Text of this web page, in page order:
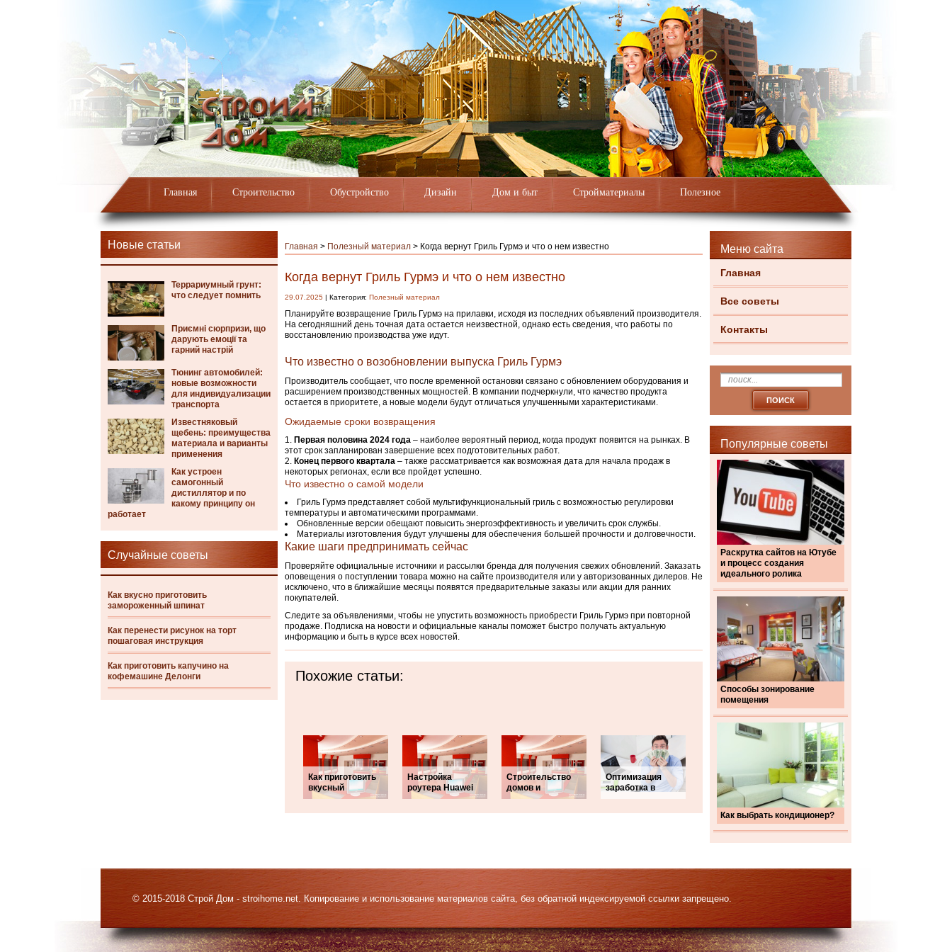
Главная Строительство Обустройство Дизайн Дом и быт Стройматериалы Полезное
Новые статьи
Террариумный грунт:
что следует помнить
Приємні сюрпризи, що
дарують емоції та
гарний настрій
Тюнинг автомобилей:
новые возможности
для индивидуализации
транспорта
Известняковый
щебень: преимущества
материала и варианты
применения
Как устроен
самогонный
дистиллятор и по
какому принципу он
работает
Случайные советы
Как вкусно приготовить
замороженный шпинат
Как перенести рисунок на торт
пошаговая инструкция
Как приготовить капучино на
кофемашине Делонги
Меню сайта
Главная
Все советы
Контакты
Популярные советы
Раскрутка сайтов на Ютубе
и процесс создания
идеального ролика
Способы зонирование
помещения
Как выбрать кондиционер?
Главная > Полезный материал > Когда вернут Гриль Гурмэ и что о нем известно
Когда вернут Гриль Гурмэ и что о нем известно
29.07.2025 | Категория: Полезный материал
Планируйте возвращение Гриль Гурмэ на прилавки, исходя из последних объявлений производителя.
На сегодняшний день точная дата остается неизвестной, однако есть сведения, что работы по
восстановлению производства уже идут.
Что известно о возобновлении выпуска Гриль Гурмэ
Производитель сообщает, что после временной остановки связано с обновлением оборудования и
расширением производственных мощностей. В компании подчеркнули, что качество продукта
остается в приоритете, а новые модели будут отличаться улучшенными характеристиками.
Ожидаемые сроки возвращения
Первая половина 2024 года – наиболее вероятный период, когда продукт появится на рынках. В
этот срок запланирован завершение всех подготовительных работ.
Конец первого квартала – также рассматривается как возможная дата для начала продаж в
некоторых регионах, если все пройдет успешно.
Что известно о самой модели
Гриль Гурмэ представляет собой мультифункциональный гриль с возможностью регулировки
температуры и автоматическими программами.
Обновленные версии обещают повысить энергоэффективность и увеличить срок службы.
Материалы изготовления будут улучшены для обеспечения большей прочности и долговечности.
Какие шаги предпринимать сейчас
Проверяйте официальные источники и рассылки бренда для получения свежих обновлений. Заказать
оповещения о поступлении товара можно на сайте производителя или у авторизованных дилеров. Не
исключено, что в ближайшие месяцы появятся предварительные заказы или акции для ранних
покупателей.
Следите за объявлениями, чтобы не упустить возможность приобрести Гриль Гурмэ при повторной
продаже. Подписка на новости и официальные каналы поможет быстро получать актуальную
информацию и быть в курсе всех новостей.
Похожие статьи:
Как приготовить
вкусный
Настройка
роутера Huawei
Строительство
домов и
Оптимизация
заработка в
© 2015-2018 Строй Дом - stroihome.net. Копирование и использование материалов сайта, без обратной индексируемой ссылки запрещено.